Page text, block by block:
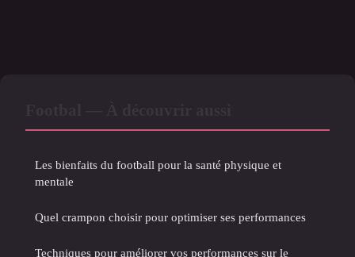
Les bienfaits du football pour la santé physique et
mentale
Quel crampon choisir pour optimiser ses performances
Techniques pour améliorer vos performances sur le